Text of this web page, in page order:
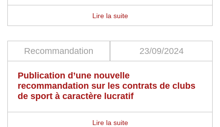
Lire la suite
Recommandation 23/09/2024
Publication d’une nouvelle
recommandation sur les contrats de clubs
de sport à caractère lucratif
Lire la suite